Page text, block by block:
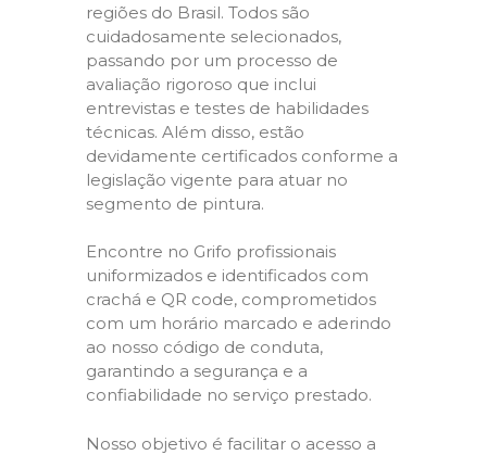
regiões do Brasil. Todos são
cuidadosamente selecionados,
passando por um processo de
avaliação rigoroso que inclui
entrevistas e testes de habilidades
técnicas. Além disso, estão
devidamente certificados conforme a
legislação vigente para atuar no
segmento de pintura.
Encontre no Grifo profissionais
uniformizados e identificados com
crachá e QR code, comprometidos
com um horário marcado e aderindo
ao nosso código de conduta,
garantindo a segurança e a
confiabilidade no serviço prestado.
Nosso objetivo é facilitar o acesso a